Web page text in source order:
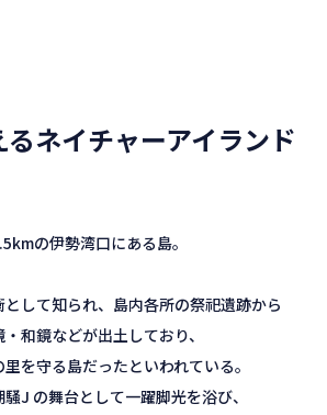
ネイチャーアイランド
の伊勢湾口にある島。
して知られ、島内各所の祭祀遺跡から
和鏡などが出土しており、
を守る島だったといわれている。
J の舞台として一躍脚光を浴び、